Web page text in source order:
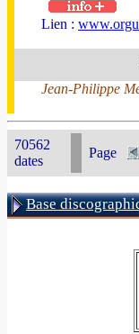
Lien :
Jean-Philippe
70562
dates
Page
Base